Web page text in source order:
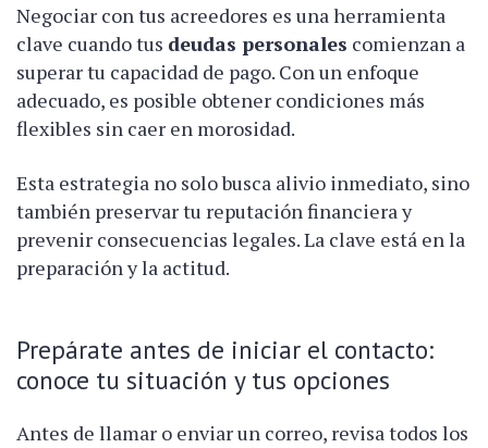
Negociar con tus acreedores es una herramienta
clave cuando tus deudas personales comienzan a
superar tu capacidad de pago. Con un enfoque
adecuado, es posible obtener condiciones más
flexibles sin caer en morosidad.
Esta estrategia no solo busca alivio inmediato, sino
también preservar tu reputación financiera y
prevenir consecuencias legales. La clave está en la
preparación y la actitud.
Prepárate antes de iniciar el contacto:
conoce tu situación y tus opciones
Antes de llamar o enviar un correo, revisa todos los